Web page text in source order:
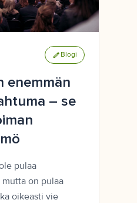
edit Blogi
enemmän
– se
pulaa
on pulaa
oikeasti vie